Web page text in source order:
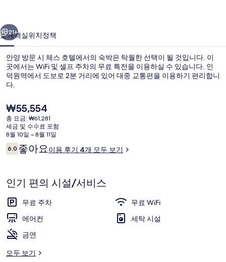
갤
러
리
21+
소개객실위치정책
안양 방문 시 체스 호텔에서의 숙박은 탁월한 선택이 될 것입니다. 이
곳에서는 WiFi 및 셀프 주차의 무료 특전을 이용하실 수 있습니다. 인
덕원역에서 도보로 2분 거리에 있어 대중 교통편을 이용하기 편리합니
다.
현
재
가
격
은
₩55,554
₩55,554
총 요금: ₩61,281
세금 및 수수료 포함
8월 10일 ~ 8월 11일
이
용
기
6.010점 만점 중 6.0점.
좋아요이용 후기 4개 모두 보기
인기 편의 시설/서비스
무료 주차
무료 WiFi
에어컨
세탁 시설
금연
모두 보기